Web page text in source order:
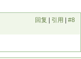
回复 引用 #8